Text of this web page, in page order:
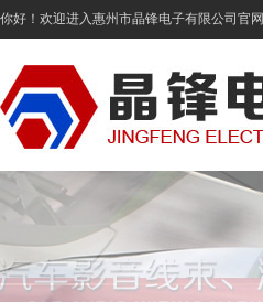
你好！欢迎进入惠州市晶锋电子有限公司官网